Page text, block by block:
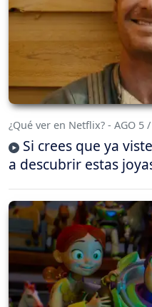
¿Qué ver en Netflix? - AGO 5
Si crees que ya
a descubrir estas